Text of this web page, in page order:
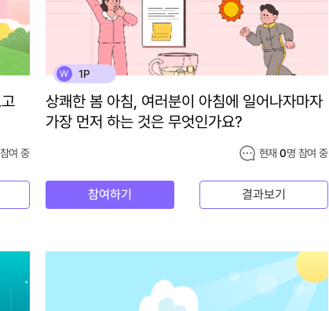
여 중
W 1P
상쾌한 봄 아침, 여러분이 아침에 일어나자마자
가장 먼저 하는 것은 무엇인가요?
현재0명 참여 중
참여하기 결과보기